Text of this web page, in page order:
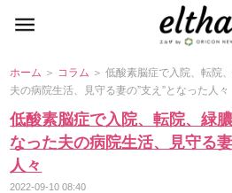
ホーム ＞ コラム ＞ 低酸素脳症で入院、転院
夫の病院生活、見守る妻の”支え”となった人々
低酸素脳症で入院、転院、緑
なった夫の病院生活、見守る
人々
2022-09-10 08:40